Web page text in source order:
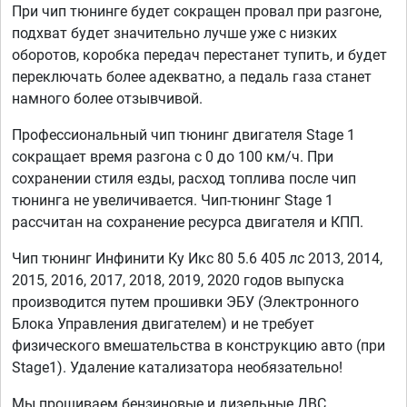
При чип тюнинге будет сокращен провал при разгоне,
подхват будет значительно лучше уже с низких
оборотов, коробка передач перестанет тупить, и будет
переключать более адекватно, а педаль газа станет
намного более отзывчивой.
Профессиональный чип тюнинг двигателя Stage 1
сокращает время разгона с 0 до 100 км/ч. При
сохранении стиля езды, расход топлива после чип
тюнинга не увеличивается. Чип-тюнинг Stage 1
рассчитан на сохранение ресурса двигателя и КПП.
Чип тюнинг Инфинити Ку Икс 80 5.6 405 лс 2013, 2014,
2015, 2016, 2017, 2018, 2019, 2020 годов выпуска
производится путем прошивки ЭБУ (Электронного
Блока Управления двигателем) и не требует
физического вмешательства в конструкцию авто (при
Stage1). Удаление катализатора необязательно!